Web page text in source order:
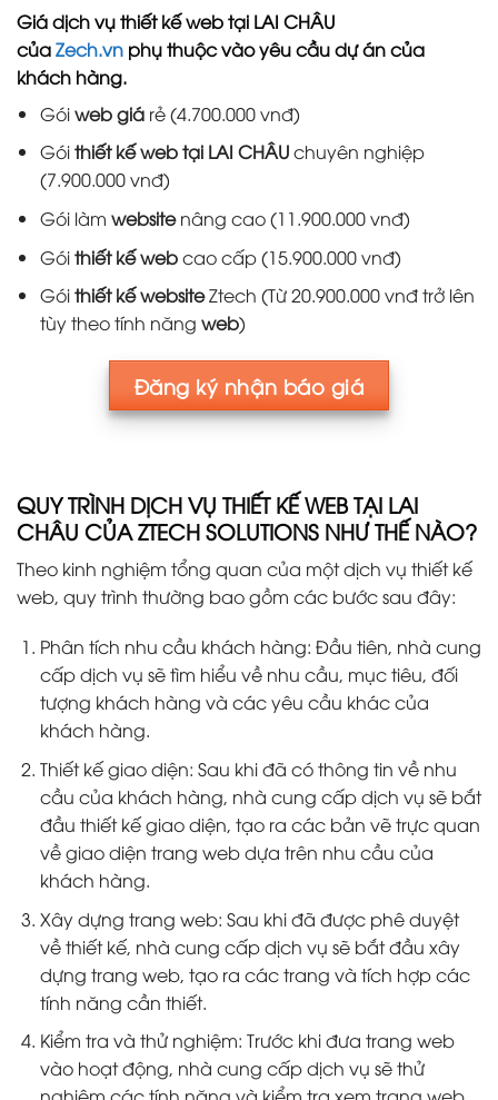
Giá dịch vụ thiết kế web tại LAI CHÂU
củaZech.vn phụ thuộc vào yêu cầu dự án của
khách hàng.
Góiweb giárẻ (4.700.000 vnđ)
Góithiết kế web tại LAI CHÂUchuyên nghiệp
(7.900.000 vnđ)
Gói làm websitenâng cao (11.900.000 vnđ)
Góithiết kế webcao cấp (15.900.000 vnđ)
Góithiết kế websiteZtech (Từ 20.900.000 vnđ trở lên
tùy theo tính năng web)
Đăng ký nhận báo giá
QUY TRÌNH DỊCH VỤ THIẾT KẾ WEB TẠI LAI
CHÂU CỦA ZTECH SOLUTIONS NHƯ THẾ NÀO?
Theo kinh nghiệm tổng quan của một dịch vụ thiết kế
web, quy trình thường bao gồm các bước sau đây:
Phân tích nhu cầu khách hàng: Đầu tiên, nhà cung
cấp dịch vụ sẽ tìm hiểu về nhu cầu, mục tiêu, đối
tượng khách hàng và các yêu cầu khác của
khách hàng.
Thiết kế giao diện: Sau khi đã có thông tin về nhu
cầu của khách hàng, nhà cung cấp dịch vụ sẽ bắt
đầu thiết kế giao diện, tạo ra các bản vẽ trực quan
về giao diện trang web dựa trên nhu cầu của
khách hàng.
Xây dựng trang web: Sau khi đã được phê duyệt
về thiết kế, nhà cung cấp dịch vụ sẽ bắt đầu xây
dựng trang web, tạo ra các trang và tích hợp các
tính năng cần thiết.
Kiểm tra và thử nghiệm: Trước khi đưa trang web
vào hoạt động, nhà cung cấp dịch vụ sẽ thử